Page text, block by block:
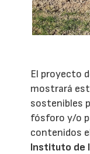
El proyecto
mostrará
sostenibles
fósforo y/o
contenidos
Instituto de